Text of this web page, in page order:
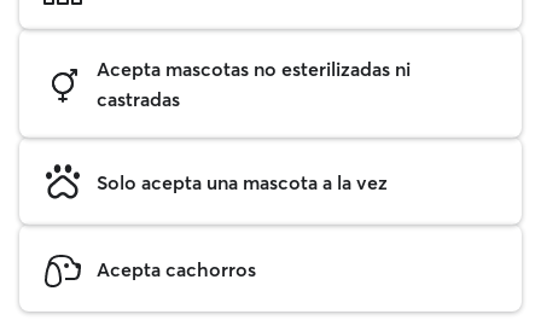
Acepta mascotas no esterilizadas ni
castradas
Solo acepta una mascota a la vez
Acepta cachorros